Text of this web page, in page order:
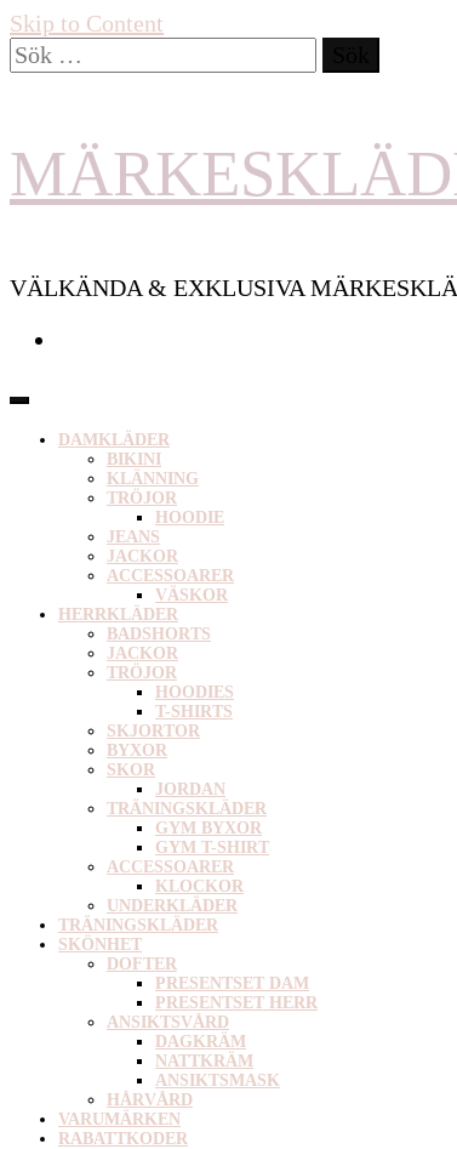
Skip to Content
Sök
efter:
VÄLKÄNDA & EXKLUSIVA
DAMKLÄDER
BIKINI
KLÄNNING
TRÖJOR
HOODIE
JEANS
JACKOR
ACCESSOARER
VÄSKOR
HERRKLÄDER
BADSHORTS
JACKOR
TRÖJOR
HOODIES
T-SHIRTS
SKJORTOR
BYXOR
SKOR
JORDAN
TRÄNINGSKLÄDER
GYM BYXOR
GYM T-SHIRT
ACCESSOARER
KLOCKOR
UNDERKLÄDER
TRÄNINGSKLÄDER
SKÖNHET
DOFTER
PRESENTSET DAM
PRESENTSET HERR
ANSIKTSVÅRD
DAGKRÄM
NATTKRÄM
ANSIKTSMASK
HÅRVÅRD
VARUMÄRKEN
RABATTKODER